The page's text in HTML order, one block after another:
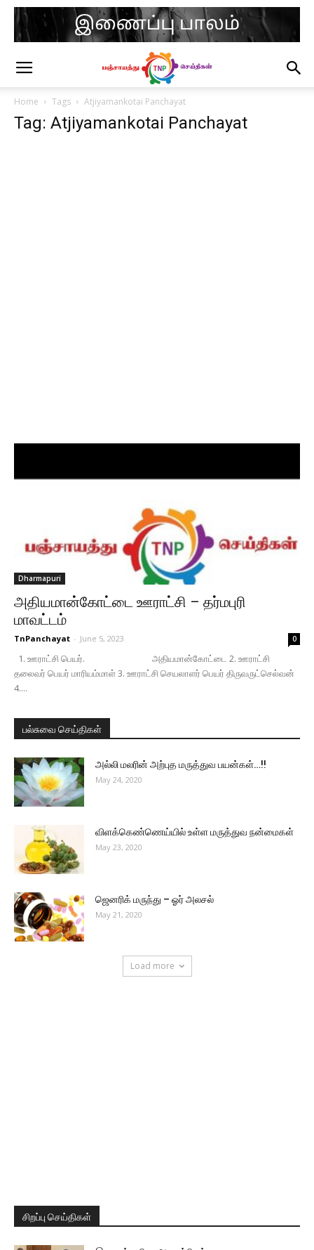
Home Tags Atjiyamankotai Panchayat
Tag: Atjiyamankotai Panchayat
Dharmapuri
அதியமான்கோட்டை ஊராட்சி – தர்மபுரி
மாவட்டம்
TnPanchayat - June 5, 2023 0
1. ஊராட்சி பெயர். அதியமான்கோட்டை 2. ஊராட்சி
தலைவர் பெயர் மாரியம்மாள் 3. ஊராட்சி செயலாளர் பெயர் திருவருட்செல்வன்
4....
பல்சுவை செய்திகள்
அல்லி மலரின் அற்புத மருத்துவ பயன்கள்…!!
May 24, 2020
விளக்கெண்ணெய்யில் உள்ள மருத்துவ நன்மைகள்
May 23, 2020
ஜெனரிக் மருந்து – ஓர் அலசல்
May 21, 2020
Load more
சிறப்பு செய்திகள்